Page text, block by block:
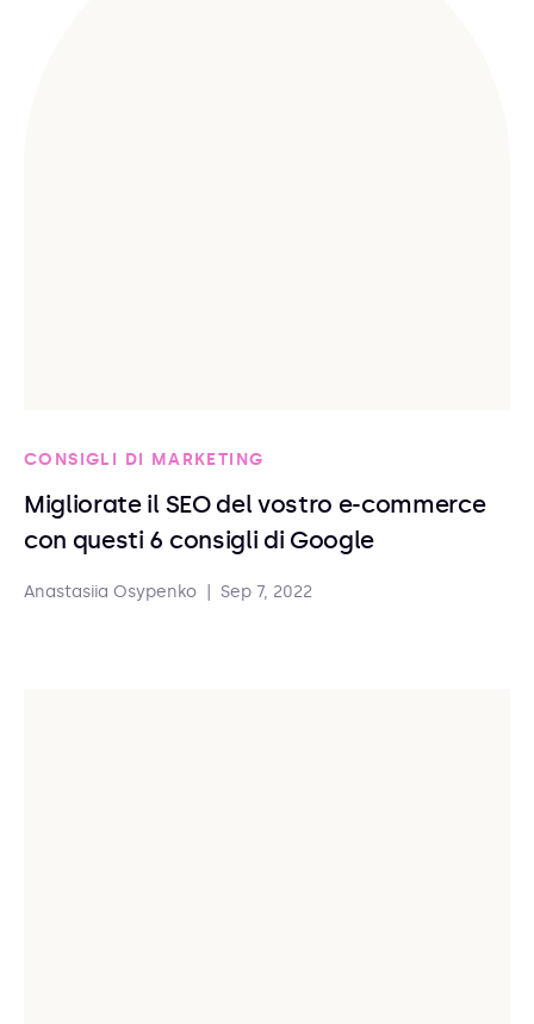
CONSIGLI DI MARKETING
Migliorate il SEO del vostro e-commerce
con questi 6 consigli di Google
Anastasiia Osypenko Sep 7, 2022